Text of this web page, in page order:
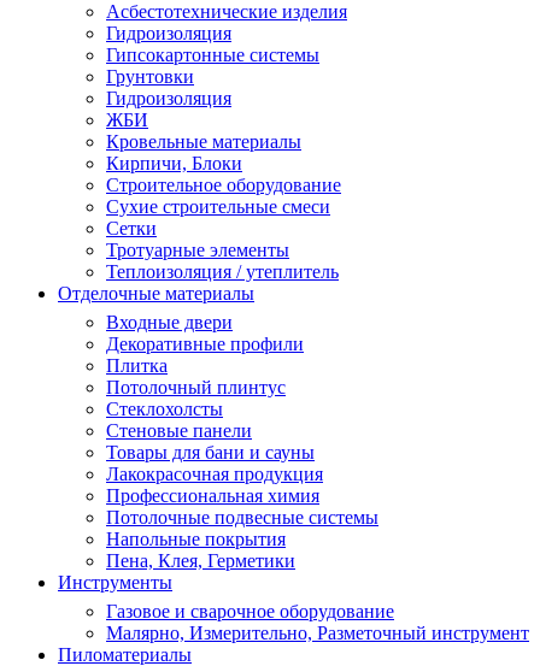
Асбестотехнические изделия
Гидроизоляция
Гипсокартонные системы
Грунтовки
Гидроизоляция
ЖБИ
Кровельные материалы
Кирпичи, Блоки
Строительное оборудование
Сухие строительные смеси
Сетки
Тротуарные элементы
Теплоизоляция / утеплитель
Отделочные материалы
Входные двери
Декоративные профили
Плитка
Потолочный плинтус
Стеклохолсты
Стеновые панели
Товары для бани и сауны
Лакокрасочная продукция
Профессиональная химия
Потолочные подвесные системы
Напольные покрытия
Пена, Клея, Герметики
Инструменты
Газовое и сварочное оборудование
Малярно, Измерительно, Разметочный инструмент
Пиломатериалы